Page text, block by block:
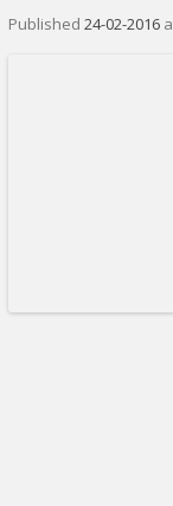
Published 24-02-2016